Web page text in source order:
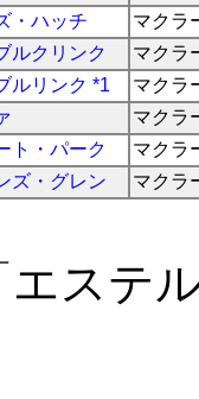
・ハッチ
マクラ
ルクリンク
マクラ
ルリンク *1
マクラ
マクラ
ト・パーク
マクラ
ズ・グレン マクラ
ステ